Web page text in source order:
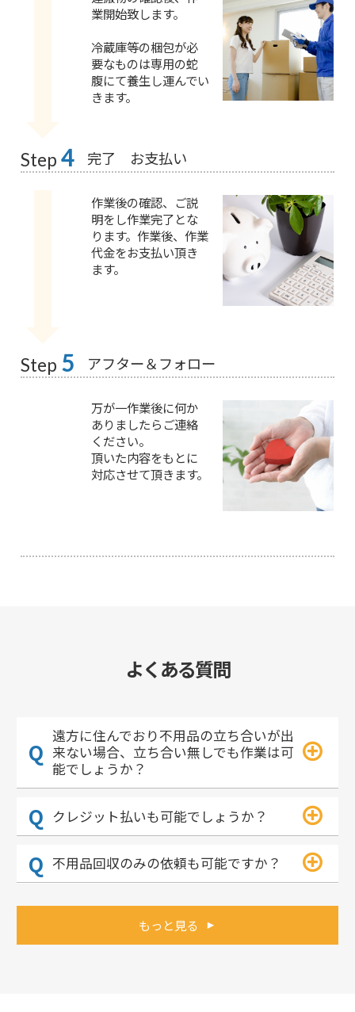
業開始致します。
冷蔵庫等の梱包が必
要なものは専用の蛇
腹にて養生し運んでい
きます。
Step 4 完了 お支払い
作業後の確認、ご説
明をし作業完了とな
ります。作業後、作業
代金をお支払い頂き
ます。
Step 5 アフター＆フォロー
万が一作業後に何か
ありましたらご連絡
ください。
頂いた内容をもとに
対応させて頂きます。
よくある質問
遠方に住んでおり不用品の立ち合いが出
来ない場合、立ち合い無しでも作業は可
能でしょうか？
クレジット払いも可能でしょうか？
不用品回収のみの依頼も可能ですか？
もっと見る